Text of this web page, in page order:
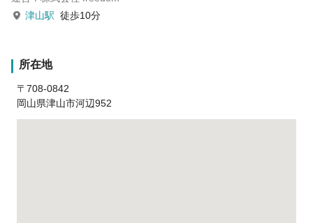
津山駅 徒歩10分
所在地
〒708-0842
岡山県津山市河辺952